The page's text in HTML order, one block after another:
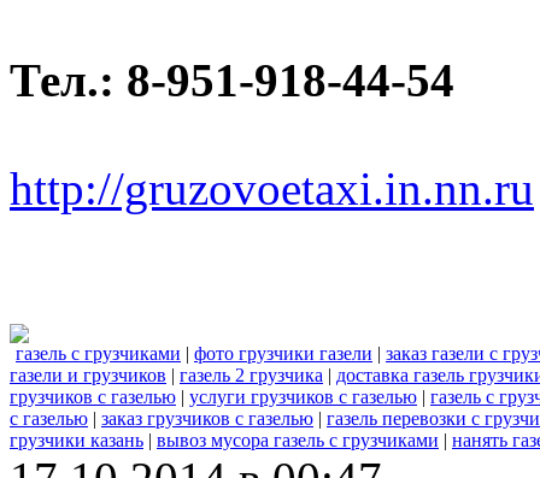
Тел.: 8-951-918-44-54
http://gruzovoetaxi.in.nn.ru
газель с грузчиками | фото грузчики газели | заказ газели с
газели и грузчиков | газель 2 грузчика | доставка газель
грузчиков с газелью | услуги грузчиков с газелью | газель с
с газелью | заказ грузчиков с газелью | газель перевозки с
грузчики казань | вывоз мусора газель с грузчиками | нанять